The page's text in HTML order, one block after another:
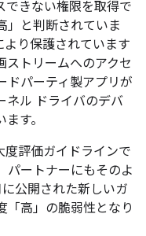
できない権限を取得で
」と判断されていま
より保護されています
ストリームへのアクセ
ドパーティ製アプリが
ネル ドライバのデバ
す。
度評価ガイドラインで
パートナーにもそのよ
公開された新しいガ
「高」の脆弱性となり